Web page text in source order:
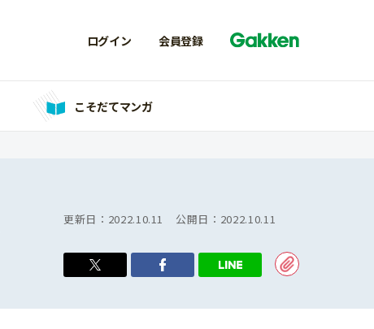
ログイン 会員登録
こそだてマンガ
更新日： 2022.10.11 公開日： 2022.10.11